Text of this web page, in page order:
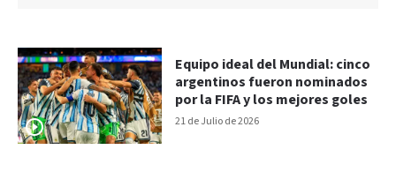
21 de Julio de 2026
Equipo ideal del Mundial: cinco
argentinos fueron nominados
por la FIFA y los mejores goles